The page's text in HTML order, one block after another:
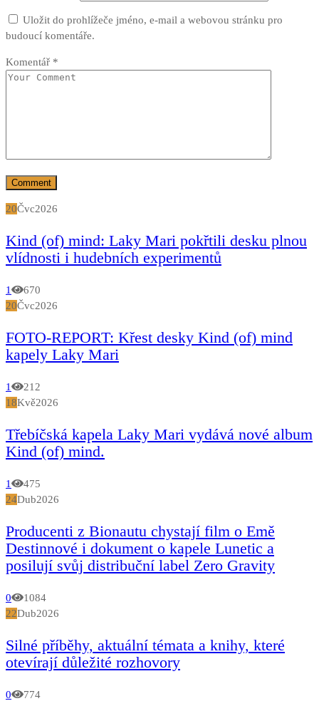
Uložit do prohlížeče jméno, e-mail a webovou stránku pro
budoucí komentáře.
Komentář *
20Čvc2026
Kind (of) mind: Laky Mari pokřtili desku plnou
vlídnosti i hudebních experimentů
1
670
20Čvc2026
FOTO-REPORT: Křest desky Kind (of) mind
kapely Laky Mari
1
212
18Kvě2026
Třebíčská kapela Laky Mari vydává nové album
Kind (of) mind.
1
475
24Dub2026
Producenti z Bionautu chystají film o Emě
Destinnové i dokument o kapele Lunetic a
posilují svůj distribuční label Zero Gravity
0
1084
22Dub2026
Silné příběhy, aktuální témata a knihy, které
otevírají důležité rozhovory
0 774